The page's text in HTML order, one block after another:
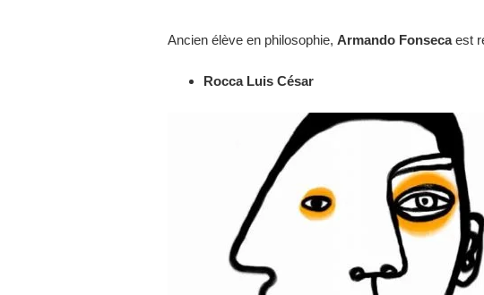
Ancien élève en philosophie, Armando Fonsecaest
Rocca Luis César